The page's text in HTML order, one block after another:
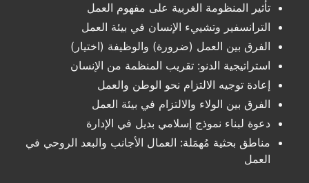
تأثير المنظومة الغربية على مفهوم العمل
الترانسفير وتشييء الإنسان في بيئة العمل
الفرق بين العمل (ضرورة) والوظيفة (اختيار)
استراتيجية الدنو: تقريب المنظمة من الإنسان
إعادة توجيه الالتزام نحو الوطن والعمل
الفرق بين الولاء والالتزام في بيئة العمل
دعوة لبناء نموذج إسلامي بديل في الإدارة
مناطق بحثية مُهمَلة: العمال الأجانب والبعد الروحي في
العمل